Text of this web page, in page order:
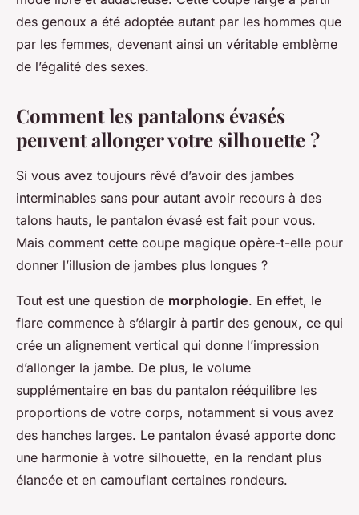
des genoux a été adoptée autant par les hommes que
par les femmes, devenant ainsi un véritable emblème
de l’égalité des sexes.
Comment les pantalons évasés
peuvent allonger votre silhouette ?
Si vous avez toujours rêvé d’avoir des jambes
interminables sans pour autant avoir recours à des
talons hauts, le pantalon évasé est fait pour vous.
Mais comment cette coupe magique opère-t-elle pour
donner l’illusion de jambes plus longues ?
Tout est une question de morphologie. En effet, le
flare commence à s’élargir à partir des genoux, ce qui
crée un alignement vertical qui donne l’impression
d’allonger la jambe. De plus, le volume
supplémentaire en bas du pantalon rééquilibre les
proportions de votre corps, notamment si vous avez
des hanches larges. Le pantalon évasé apporte donc
une harmonie à votre silhouette, en la rendant plus
élancée et en camouflant certaines rondeurs.